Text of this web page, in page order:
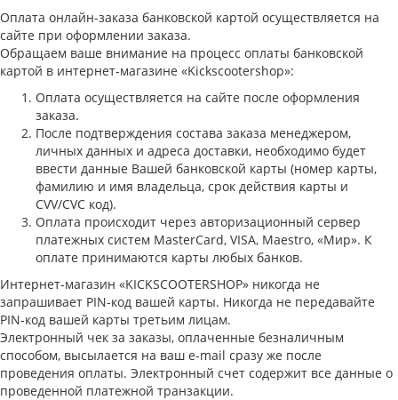
Оплата онлайн-заказа банковской картой осуществляется на
сайте при оформлении заказа.
Обращаем ваше внимание на процесс оплаты банковской
картой в интернет-магазине «Kickscootershop»:
Оплата осуществляется на сайте после оформления
заказа.
После подтверждения состава заказа менеджером,
личных данных и адреса доставки, необходимо будет
ввести данные Вашей банковской карты (номер карты,
фамилию и имя владельца, срок действия карты и
CVV/CVC код).
Оплата происходит через авторизационный сервер
платежных систем MasterCard, VISA, Maestro, «Мир». К
оплате принимаются карты любых банков.
Интернет-магазин «KICKSCOOTERSHOP» никогда не
запрашивает PIN-код вашей карты. Никогда не передавайте
PIN-код вашей карты третьим лицам.
Электронный чек за заказы, оплаченные безналичным
способом, высылается на ваш e-mail сразу же после
проведения оплаты. Электронный счет содержит все данные о
проведенной платежной транзакции.